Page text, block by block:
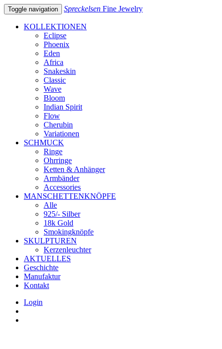
Toggle navigation Spreckelsen Fine Jewelry
KOLLEKTIONEN
Eclipse
Phoenix
Eden
Africa
Snakeskin
Classic
Wave
Bloom
Indian Spirit
Flow
Cherubin
Variationen
SCHMUCK
Ringe
Ohrringe
Ketten & Anhänger
Armbänder
Accessories
MANSCHETTENKNÖPFE
Alle
925/- Silber
18k Gold
Smokingknöpfe
SKULPTUREN
Kerzenleuchter
AKTUELLES
Geschichte
Manufaktur
Kontakt
Login